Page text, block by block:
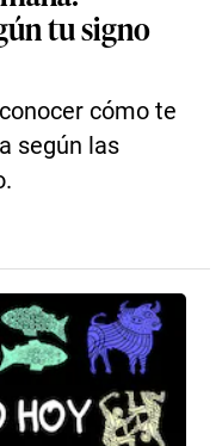
tu signo
cómo te
según las